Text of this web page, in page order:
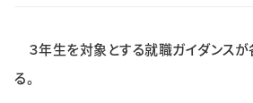
スポーツ
３年生を対象とする就職ガイダンス
る。